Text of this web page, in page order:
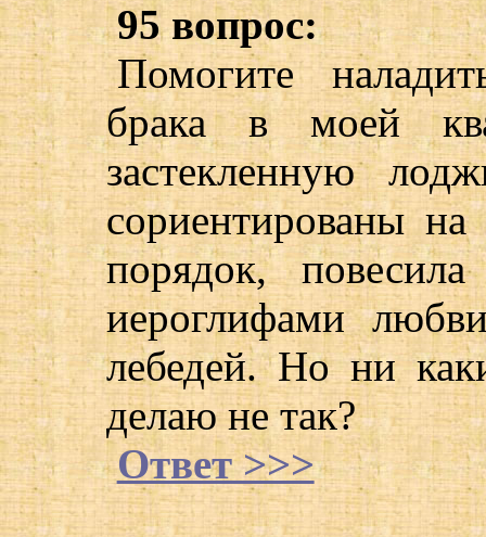
95 вопрос:
Помогите
брака в моей
застекленную
сориентированы
порядок,
иероглифами
лебедей. Но ни
делаю не так?
Ответ >>>